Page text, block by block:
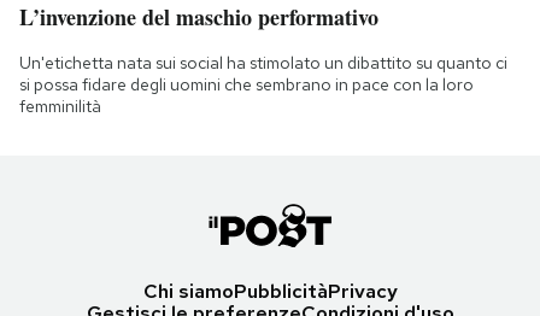
L’invenzione del maschio performativo
Un'etichetta nata sui social ha stimolato un dibattito su quanto ci
si possa fidare degli uomini che sembrano in pace con la loro
femminilità
Chi siamoPubblicitàPrivacy